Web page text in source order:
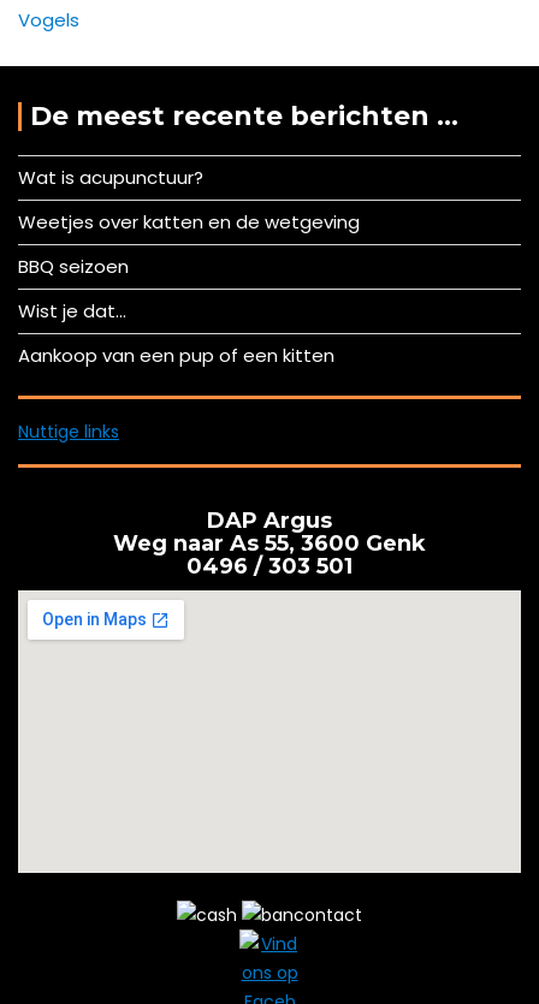
Vogels
De meest recente berichten …
Wat is acupunctuur?
Weetjes over katten en de wetgeving
BBQ seizoen
Wist je dat…
Aankoop van een pup of een kitten
Nuttige links
DAP Argus
Weg naar As 55, 3600 Genk
0496 / 303 501